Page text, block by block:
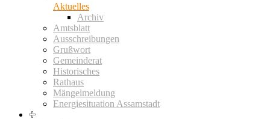
Aktuelles
Archiv
Amtsblatt
Ausschreibungen
Grußwort
Gemeinderat
Historisches
Rathaus
Mängelmeldung
Energiesituation Assamstadt